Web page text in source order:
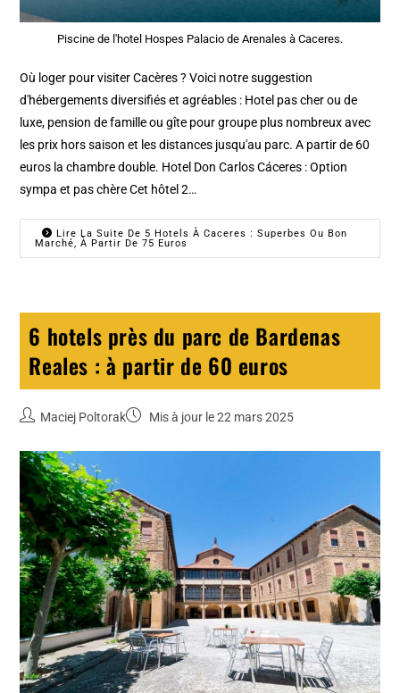
Piscine de l'hotel Hospes Palacio de Arenales à Caceres.
Où loger pour visiter Cacères ? Voici notre suggestion
d'hébergements diversifiés et agréables : Hotel pas cher ou de
luxe, pension de famille ou gîte pour groupe plus nombreux avec
les prix hors saison et les distances jusqu'au parc. A partir de 60
euros la chambre double. Hotel Don Carlos Cáceres : Option
sympa et pas chère Cet hôtel 2…
Lire La Suite De 5 Hotels À Caceres : Superbes Ou Bon
Marché, À Partir De 75 Euros
6 hotels près du parc de Bardenas
Reales : à partir de 60 euros
Maciej Poltorak Mis à jour le 22 mars 2025